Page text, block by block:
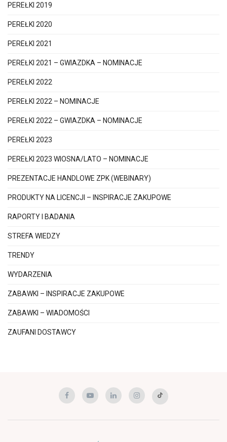
PEREŁKI 2019
PEREŁKI 2020
PEREŁKI 2021
PEREŁKI 2021 – GWIAZDKA – NOMINACJE
PEREŁKI 2022
PEREŁKI 2022 – NOMINACJE
PEREŁKI 2022 – GWIAZDKA – NOMINACJE
PEREŁKI 2023
PEREŁKI 2023 WIOSNA/LATO – NOMINACJE
PREZENTACJE HANDLOWE ZPK (WEBINARY)
PRODUKTY NA LICENCJI – INSPIRACJE ZAKUPOWE
RAPORTY I BADANIA
STREFA WIEDZY
TRENDY
WYDARZENIA
ZABAWKI – INSPIRACJE ZAKUPOWE
ZABAWKI – WIADOMOŚCI
ZAUFANI DOSTAWCY